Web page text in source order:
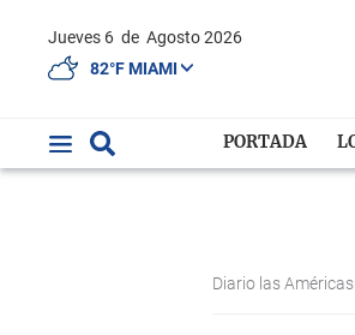
Jueves 6 de Agosto 2026
82°F MIAMI
PORTADA
Diario las Américas